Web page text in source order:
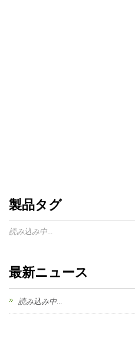
製品タグ
読み込み中...
最新ニュース
読み込み中...